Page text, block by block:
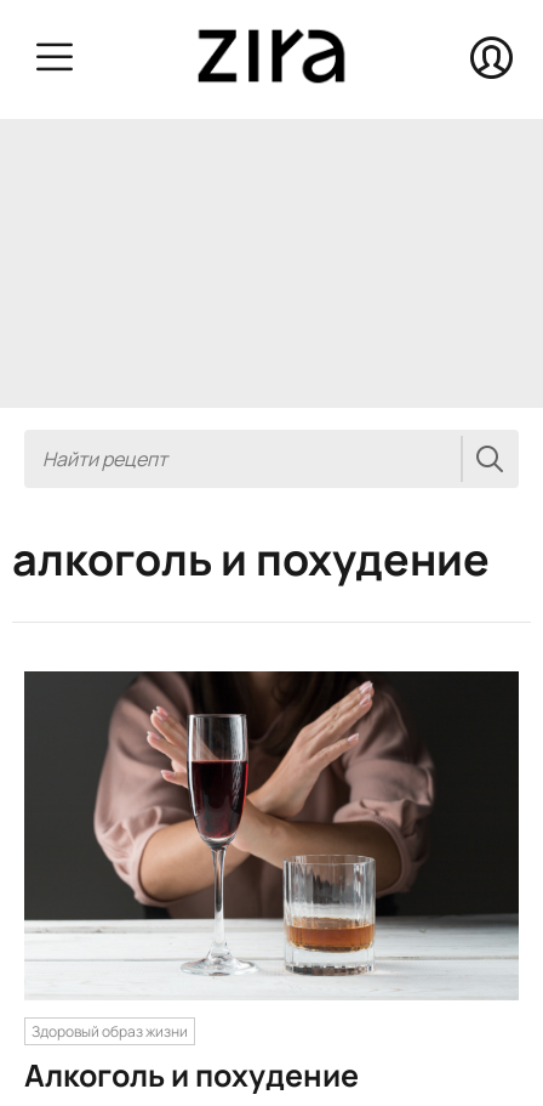
алкоголь и похудение
Здоровый образ жизни
Алкоголь и похудение